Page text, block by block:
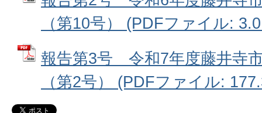
（第10号） (PDFファイル:
報告第3号 令和7年度藤井寺
（第2号） (PDFファイル: